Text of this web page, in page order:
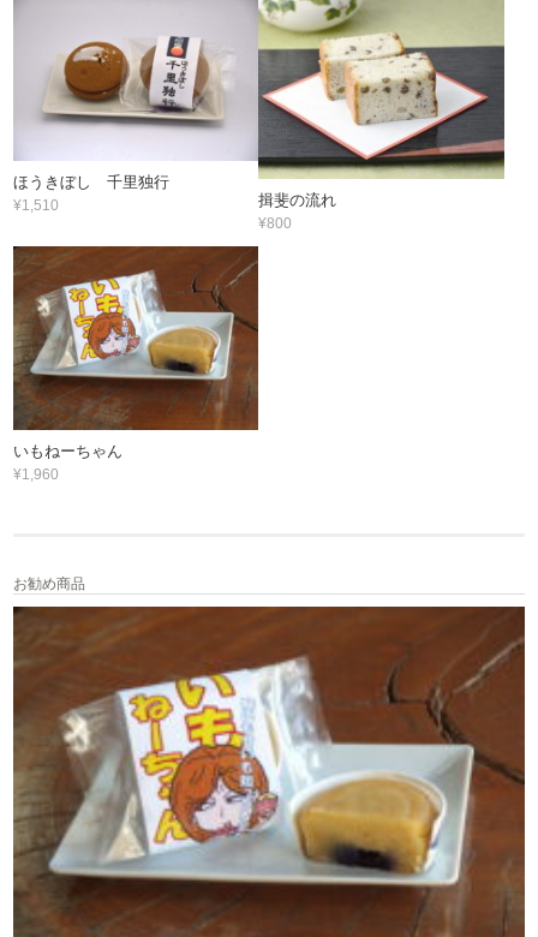
ほうきぼし 千里独行
¥1,510 揖斐の流れ
¥800
いもねーちゃん
¥1,960
お勧め商品